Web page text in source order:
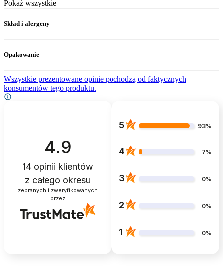
Pokaż wszystkie
Skład i alergeny
Opakowanie
Wszystkie prezentowane opinie pochodzą od faktycznych
konsumentów tego produktu.
4.9
14 opinii klientów
z całego okresu
zebranych i zweryfikowanych
przez
5 93%
4 7%
3 0%
2 0%
1 0%